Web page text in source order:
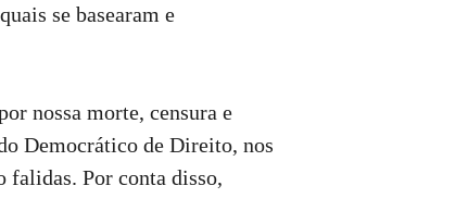
se basearam e
nossa morte, censura e
Democrático de Direito, nos
falidas. Por conta disso,